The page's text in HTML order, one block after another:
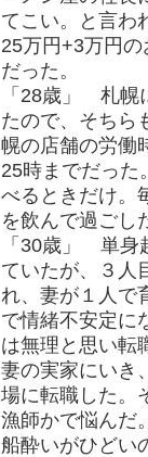
てこい。と言わ
25万円+3万円の
だった。
「28歳」 札幌
たので、そちら
幌の店舗の労働
25時までだった
べるときだけ。
を飲んで過ごし
「30歳」 単身
ていたが、３人
れ、妻が１人で
で情緒不安定に
は無理と思い転
妻の実家にいき
場に転職した。
漁師かで悩んだ
船酔いがひどい